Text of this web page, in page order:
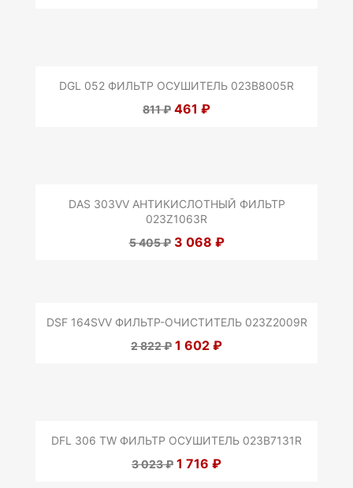
DGL 052 ФИЛЬТР ОСУШИТЕЛЬ 023B8005R
811 ₽ 461 ₽
DAS 303VV АНТИКИСЛОТНЫЙ ФИЛЬТР
023Z1063R
5 405 ₽ 3 068 ₽
DSF 164SVV ФИЛЬТР-ОЧИСТИТЕЛЬ 023Z2009R
2 822 ₽ 1 602 ₽
DFL 306 TW ФИЛЬТР ОСУШИТЕЛЬ 023B7131R
3 023 ₽ 1 716 ₽